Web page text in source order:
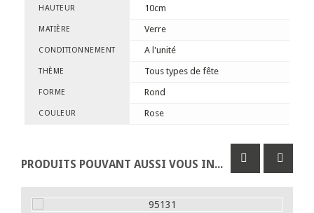
HAUTEUR 10cm
MATIÈRE Verre
CONDITIONNEMENT A l'unité
THÈME Tous types de fête
FORME Rond
COULEUR Rose
PRODUITS POUVANT AUSSI VOUS INTÉRESSER